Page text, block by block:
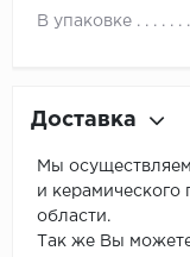
В упаковке
Доставка
Мы
и керамического
области.
Так же Вы